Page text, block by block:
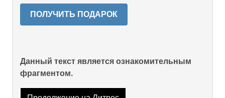
ПОЛУЧИТЬ ПОДАРОК
Данный текст является ознакомительным
фрагментом.